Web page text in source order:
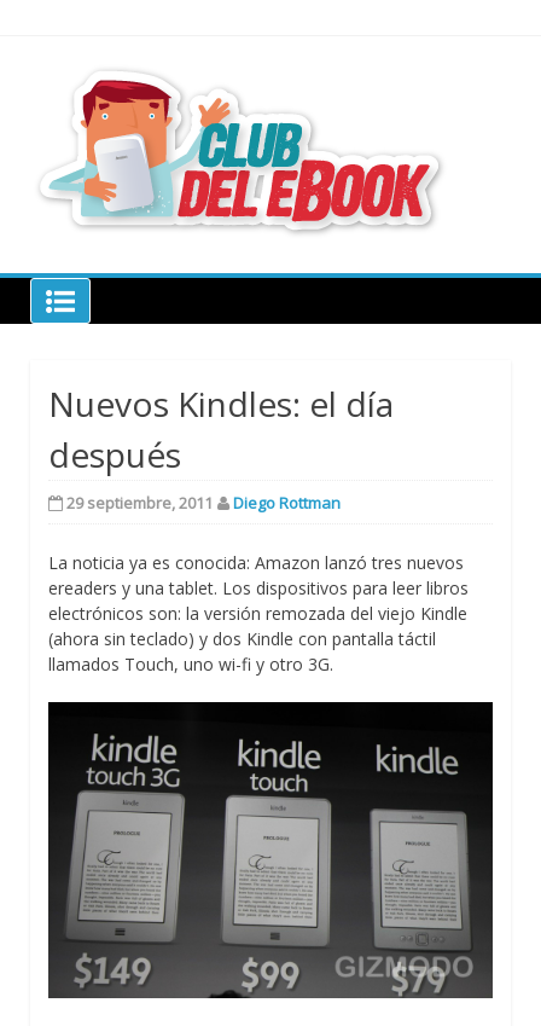
Club del ebook
Nuevos Kindles: el día
después
29 septiembre, 2011 Diego Rottman
La noticia ya es conocida: Amazon lanzó tres nuevos
ereaders y una tablet. Los dispositivos para leer libros
electrónicos son: la versión remozada del viejo Kindle
(ahora sin teclado) y dos Kindle con pantalla táctil
llamados Touch, uno wi-fi y otro 3G.